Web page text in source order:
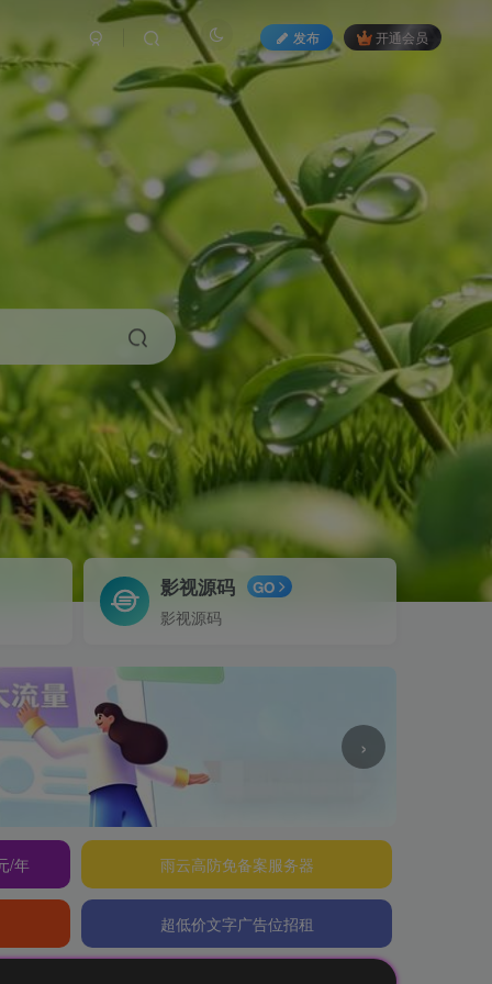
发布 开通会员
影视源码 GO
影视源码
›
/年 雨云高防免备案服务器
超低价文字广告位招租